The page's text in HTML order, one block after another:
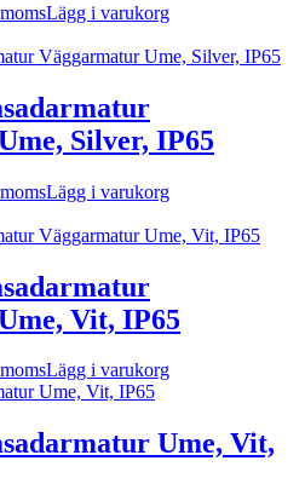
Lägg i varukorg
Silver, IP65
Lägg i varukorg
Vit, IP65
Lägg i varukorg
Ume, Vit,